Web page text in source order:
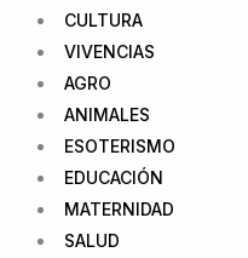
CULTURA
VIVENCIAS
AGRO
ANIMALES
ESOTERISMO
EDUCACIÓN
MATERNIDAD
SALUD